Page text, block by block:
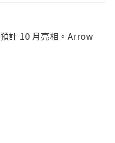
計 10 月亮相。Arrow